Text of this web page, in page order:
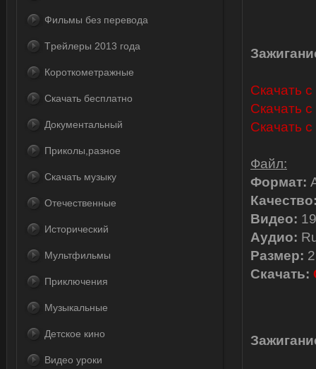
Скачать
Скачать
Скачать
Файл:
Формат:
Видео:
Аудио:
Размер:
Скачать:
Фильмы без перевода
Tрейлеры 2013 года
Короткометражные
Скачать бесплатно
Документальный
Приколы,разное
Скачать музыку
Отечественные
Исторический
Мультфильмы
Приключения
Музыкальные
Детское кино
Видео уроки